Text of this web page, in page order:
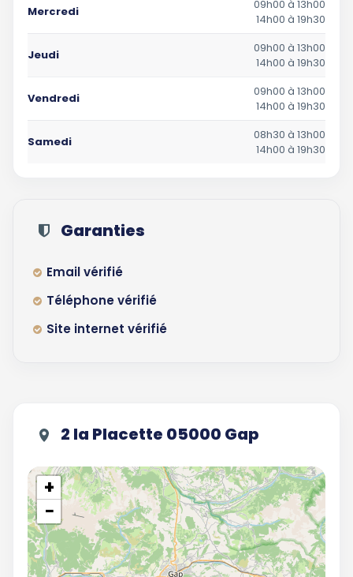
Mercredi
09h00 à 13h00
14h00 à 19h30
Jeudi
09h00 à 13h00
14h00 à 19h30
Vendredi
09h00 à 13h00
14h00 à 19h30
Samedi
08h30 à 13h00
14h00 à 19h30
Garanties
Email vérifié
Téléphone vérifié
Site internet vérifié
2 la Placette 05000 Gap
+
−